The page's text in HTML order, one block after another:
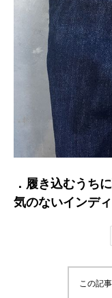
．履き込むうち
気のないインデ
テージでもない
うぞ
この記